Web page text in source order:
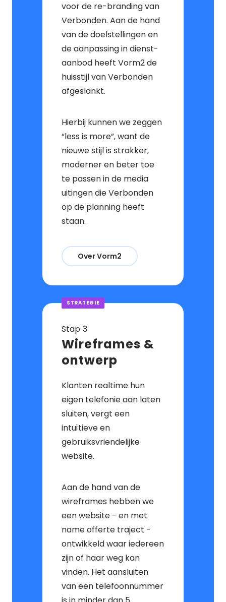
voor de re-branding van
Verbonden. Aan de hand
van de doelstellingen en
de aanpassing in dienst-
aanbod heeft Vorm2 de
huisstijl van Verbonden
afgeslankt.
Hierbij kunnen we zeggen
“less is more”, want de
nieuwe stijl is strakker,
moderner en beter toe
te passen in de media
uitingen die Verbonden
op de planning heeft
staan.
Over Vorm2
Stap
Wireframes &
ontwerp
STRATEGIE
Klanten realtime hun
eigen telefonie aan laten
sluiten, vergt een
intuïtieve en
gebruiksvriendelijke
website.
Aan de hand van de
wireframes hebben we
een website - en met
name offerte traject -
ontwikkeld waar iedereen
zijn of haar weg kan
vinden. Het aansluiten
van een telefoonnummer